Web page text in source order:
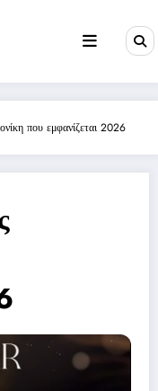
που εμφανίζεται 2026